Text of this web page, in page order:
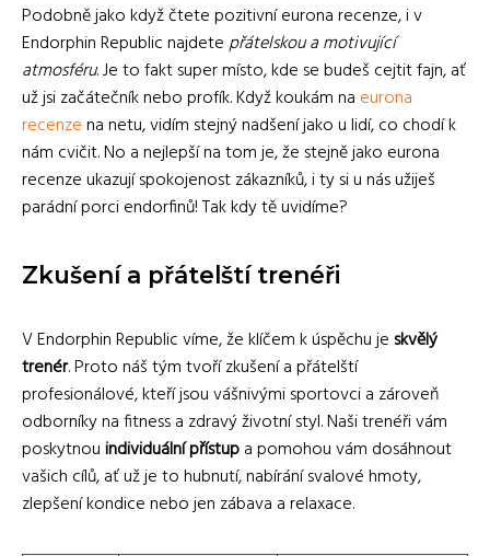
Podobně jako když čtete pozitivní eurona recenze, i v
Endorphin Republic najdetepřátelskou a motivující
atmosféru. Je to fakt super místo, kde se budeš cejtit fajn, ať
už jsi začátečník nebo profík. Když koukám na eurona
recenzena netu, vidím stejný nadšení jako u lidí, co chodí k
nám cvičit. No a nejlepší na tom je, že stejně jako eurona
recenze ukazují spokojenost zákazníků, i ty si u nás užiješ
parádní porci endorfinů! Tak kdy tě uvidíme?
Zkušení a přátelští trenéři
V Endorphin Republic víme, že klíčem k úspěchu je skvělý
trenér. Proto náš tým tvoří zkušení a přátelští
profesionálové, kteří jsou vášnivými sportovci a zároveň
odborníky na fitness a zdravý životní styl. Naši trenéři vám
poskytnouindividuální přístupa pomohou vám dosáhnout
vašich cílů, ať už je to hubnutí, nabírání svalové hmoty,
zlepšení kondice nebo jen zábava a relaxace.